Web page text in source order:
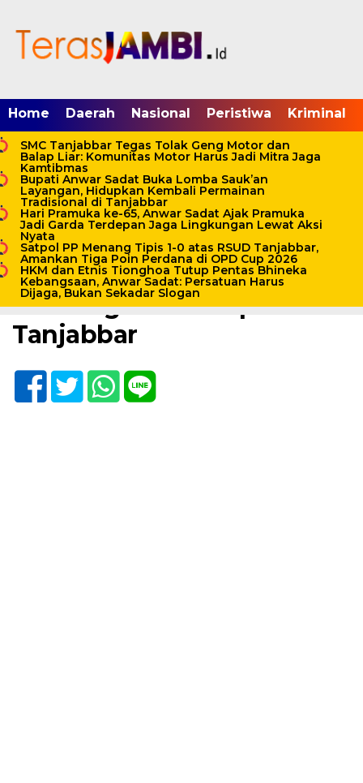
Home Daerah Nasional Peristiwa Kriminal
SMC Tanjabbar Tegas Tolak Geng Motor dan
Balap Liar: Komunitas Motor Harus Jadi Mitra Jaga
Kamtibmas
Bupati Anwar Sadat Buka Lomba Sauk’an
Layangan, Hidupkan Kembali Permainan
Tradisional di Tanjabbar
Hari Pramuka ke-65, Anwar Sadat Ajak Pramuka
Jadi Garda Terdepan Jaga Lingkungan Lewat Aksi
Nyata
Satpol PP Menang Tipis 1-0 atas RSUD Tanjabbar,
Amankan Tiga Poin Perdana di OPD Cup 2026
HKM dan Etnis Tionghoa Tutup Pentas Bhineka
Kebangsaan, Anwar Sadat: Persatuan Harus
Dijaga, Bukan Sekadar Slogan
Home /Tanjab Barat
Senin, 12 Agustus 2024 - 07:06 WIB
HUT RI ke 79, Bupati Anwar
Sadat Ikuti Perlombaan
Mancing Mania Kapolres
Tanjabbar